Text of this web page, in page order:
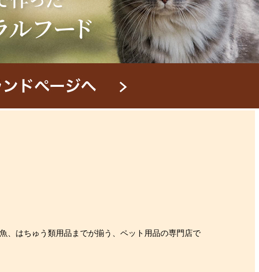
、はちゅう類用品までが揃う、ペット用品の専門店で